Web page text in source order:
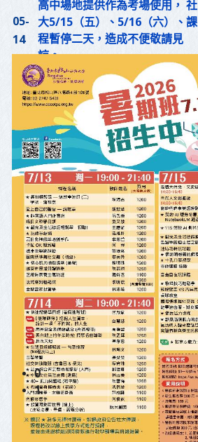
05-
14
高中場地提供作為考場使用， 社
大5/15（五）、5/16（六）、課
程暫停二天，造成不便敬請見
諒。
05-
12
臺北市市民進修券今日115/5/11
開始登記喔!
招生簡章
0
1